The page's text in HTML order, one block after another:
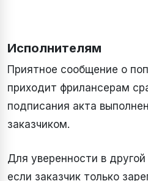
Исполнителям
Приятное сообщение о
приходит фрилансерам
подписания акта
заказчиком.
Для уверенности в
если заказчик только